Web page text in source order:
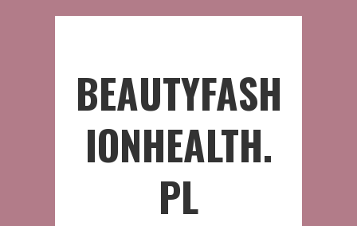
BEAUTYFASH
IONHEALTH.
PL